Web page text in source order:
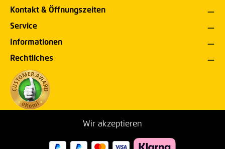
Kontakt & Öffnungszeiten
Service
Informationen
Rechtliches
Wir akzeptieren